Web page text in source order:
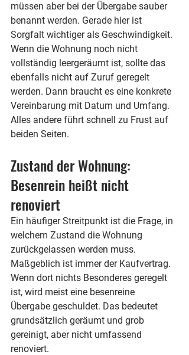
müssen aber bei der Übergabe sauber
benannt werden. Gerade hier ist
Sorgfalt wichtiger als Geschwindigkeit.
Wenn die Wohnung noch nicht
vollständig leergeräumt ist, sollte das
ebenfalls nicht auf Zuruf geregelt
werden. Dann braucht es eine konkrete
Vereinbarung mit Datum und Umfang.
Alles andere führt schnell zu Frust auf
beiden Seiten.
Zustand der Wohnung:
Besenrein heißt nicht
renoviert
Ein häufiger Streitpunkt ist die Frage, in
welchem Zustand die Wohnung
zurückgelassen werden muss.
Maßgeblich ist immer der Kaufvertrag.
Wenn dort nichts Besonderes geregelt
ist, wird meist eine besenreine
Übergabe geschuldet. Das bedeutet
grundsätzlich geräumt und grob
gereinigt, aber nicht umfassend
renoviert.